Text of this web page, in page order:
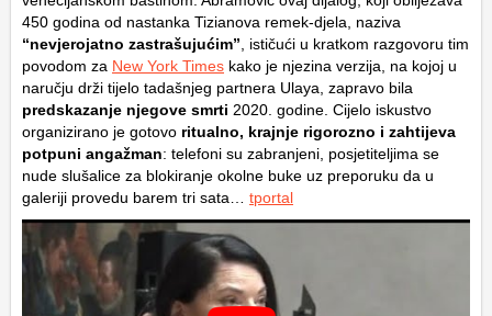
450 godina od nastanka Tizianova remek-djela, naziva
“nevjerojatno zastrašujućim”, ističući u kratkom razgovoru tim
povodom za New York Times kako je njezina verzija, na kojoj u
naručju drži tijelo tadašnjeg partnera Ulaya, zapravo bila
predskazanje njegove smrti 2020. godine. Cijelo iskustvo
organizirano je gotovo ritualno, krajnje rigorozno i zahtijeva
potpuni angažman: telefoni su zabranjeni, posjetiteljima se
nude slušalice za blokiranje okolne buke uz preporuku da u
galeriji provedu barem tri sata… tportal